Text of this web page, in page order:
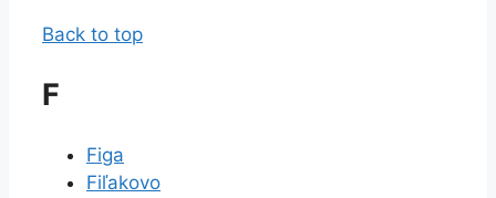
Back to top
F
Figa
Fiľakovo